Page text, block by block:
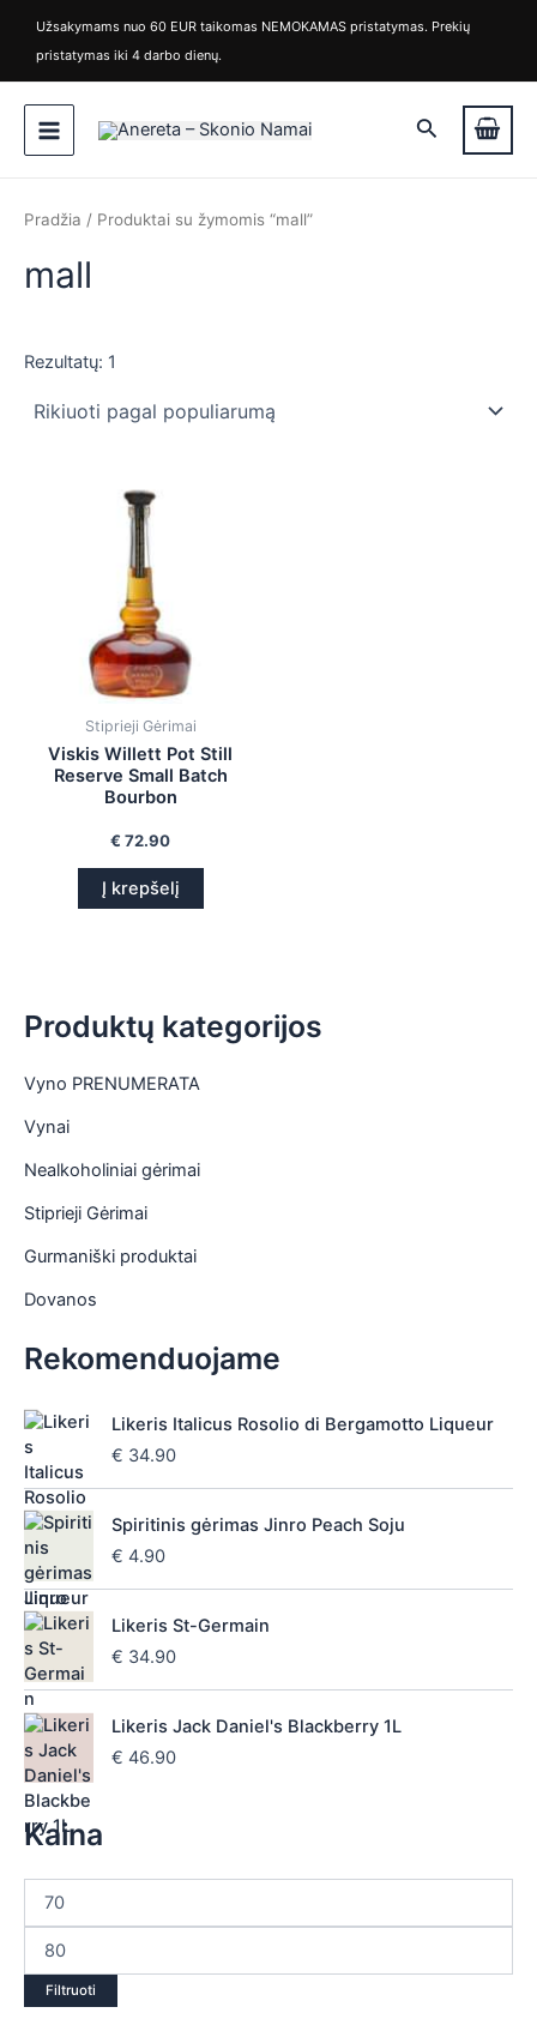
turinio
Užsakymams nuo 60 EUR taikomas NEMOKAMAS pristatymas. Prekių
pristatymas iki 4 darbo dienų.
Main
Menu
Paieška
Produktų kategorijos
Vyno PRENUMERATA
Vynai
Nealkoholiniai gėrimai
Stiprieji Gėrimai
Gurmaniški produktai
Dovanos
Rekomenduojame
Likeris Italicus Rosolio di Bergamotto Liqueur
€ 34.90
Spiritinis gėrimas Jinro Peach Soju
€ 4.90
Likeris St-Germain
€ 34.90
Likeris Jack Daniel's Blackberry 1L
€ 46.90
Kaina
k
a
n
s
k
i
Filtruoti
Pradžia / Produktai su žymomis “mall”
mall
Rezultatų: 1
Stiprieji Gėrimai
Viskis Willett Pot Still
Reserve Small Batch
Bourbon
€ 72.90
Į krepšelį